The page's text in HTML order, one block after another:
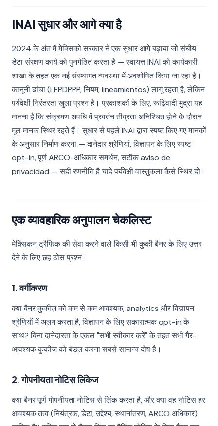
INAI सुधार और आगे क्या है
2024 के अंत में मेक्सिको सरकार ने एक सुधार आगे बढ़ाया जो संघीय
डेटा संरक्षण कार्य को पुनर्गठित करता है — स्वायत्त INAI को कार्यकारी
शाखा के तहत एक नई संस्थागत व्यवस्था में अवशोषित किया जा रहा है।
कानूनी ढांचा (LFPDPPP, नियम, lineamientos) लागू रहता है, लेकिन
पर्यवेक्षी निरंतरता खुला प्रश्न है। प्रकाशकों के लिए, रूढ़िवादी मुद्रा यह
मानना है कि संक्रमण अवधि में प्रवर्तन तीव्रता अनिश्चित होने के दौरान
मूल मानक स्थिर रहते हैं। सुधार से पहले INAI द्वारा स्पष्ट किए गए मानकों
के अनुसार निर्माण करना — दानेदार श्रेणियां, विज्ञापन के लिए स्पष्ट
opt-in, पूर्ण ARCO-अधिकार समर्थन, सटीक aviso de
privacidad — सही रणनीति है चाहे पर्यवेक्षी वास्तुकला कैसे स्थिर हो।
एक व्यावहारिक अनुपालन चेकलिस्ट
मेक्सिकन ट्रैफिक की सेवा करने वाले किसी भी कुकी बैनर के लिए उत्तर
देने के लिए छह ठोस प्रश्न।
1. वर्गीकरण
क्या बैनर कुकीज़ को कम से कम आवश्यक, analytics और विज्ञापन
श्रेणियों में अलग करता है, विज्ञापन के लिए सकारात्मक opt-in के
साथ? बिना दानेदारता के एकल "सभी स्वीकार करें" के तहत सभी गैर-
आवश्यक कुकीज़ को बंडल करना सबसे सामान्य दोष है।
2. गोपनीयता नोटिस लिंकेज
क्या बैनर पूर्ण गोपनीयता नोटिस से लिंक करता है, और क्या वह नोटिस हर
आवश्यक तत्व (नियंत्रक, डेटा, उद्देश्य, स्थानांतरण, ARCO अधिकार)